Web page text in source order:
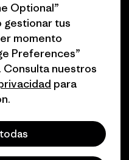
del sitio Patagonia
reservados.
Optional”
gestionar tus
momento
Preferences”
nuestros
para